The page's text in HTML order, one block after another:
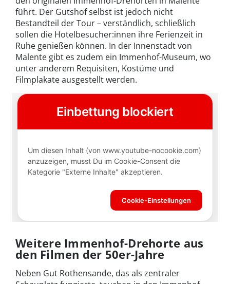
führt. Der Gutshof selbst ist jedoch nicht
Bestandteil der Tour – verständlich, schließlich
sollen die Hotelbesucher:innen ihre Ferienzeit in
Ruhe genießen können. In der Innenstadt von
Malente gibt es zudem ein Immenhof-Museum, wo
unter anderem Requisiten, Kostüme und
Filmplakate ausgestellt werden.
Weitere Immenhof-Drehorte aus
den Filmen der 50er-Jahre
Neben Gut Rothensande, das als zentraler